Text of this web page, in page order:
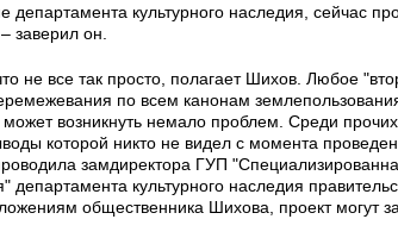
департамента культурного наследия, сейчас
заверил он.
не все так просто, полагает Шихов. Любое
по всем канонам
возникнуть немало проблем. Среди прочих
которой никто не видел с момента
замдиректора ГУП
департамента культурного наследия
общественника Шихова, проект могут